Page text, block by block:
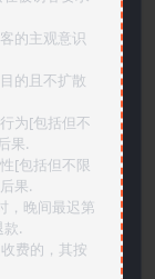
的主观意识
的且不扩散
为[包括但不
果.
[包括但不限
果.
，晚间最迟第
.
费的，其按